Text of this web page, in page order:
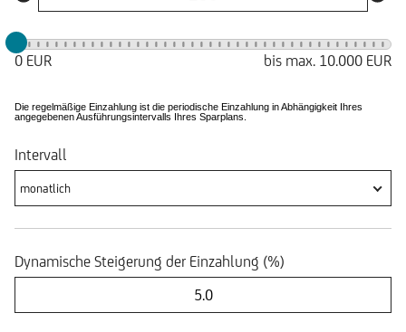
0 EUR bis max. 10.000 EUR
Die regelmäßige Einzahlung ist die periodische Einzahlung in Abhängigkeit Ihres
angegebenen Ausführungsintervalls Ihres Sparplans.
Intervall
monatlich
Dynamische Steigerung der Einzahlung (%)